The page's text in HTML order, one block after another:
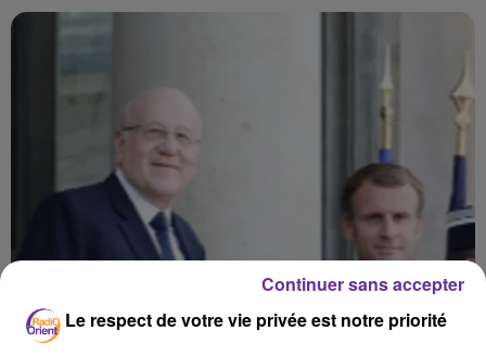
Le respect de votre vie privée est notre priorité
Continuer sans accepter